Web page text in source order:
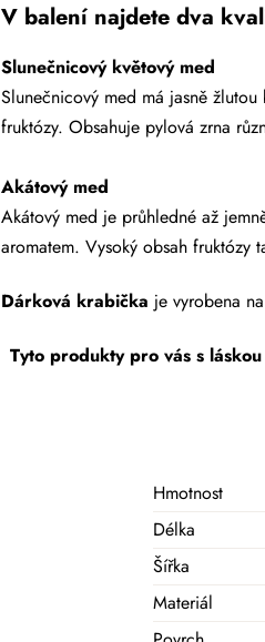
V balení najdete dva
Slunečnicový květový med
Slunečnicový med má jasně
fruktózy. Obsahuje pylová zrna
Akátový med
Akátový med je průhledné až
aromatem. Vysoký obsah fruktózy
Dárková krabička je vyrobena
Tyto produkty pro vás s
Hmotnost
Délka
Šířka
Materiál